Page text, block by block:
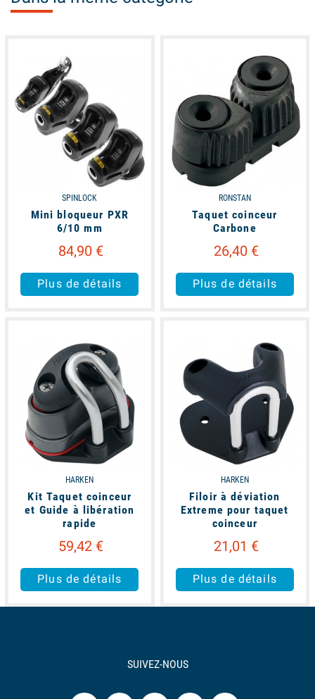
SPINLOCK
Mini bloqueur PXR
6/10 mm
84,90 €
Plus de détails
RONSTAN
Taquet coinceur
Carbone
26,40 €
Plus de détails
HARKEN
Kit Taquet coinceur
et Guide à libération
rapide
59,42 €
Plus de détails
HARKEN
Filoir à déviation
Extreme pour taquet
coinceur
21,01 €
Plus de détails
SUIVEZ-NOUS